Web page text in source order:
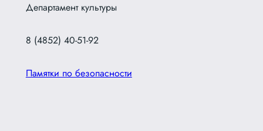
Департамент культуры
8 (4852) 40-51-92
Памятки по безопасности